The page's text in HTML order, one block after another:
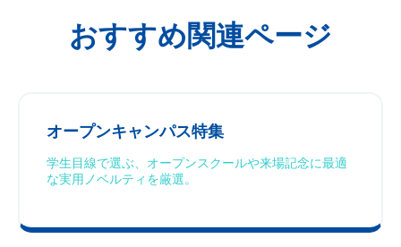
おすすめ関連ページ
オープンキャンパス特集
学生目線で選ぶ、オープンスクールや来場記念に最適
な実用ノベルティを厳選。